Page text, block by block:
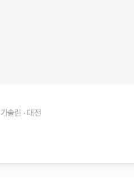
가솔린 대전